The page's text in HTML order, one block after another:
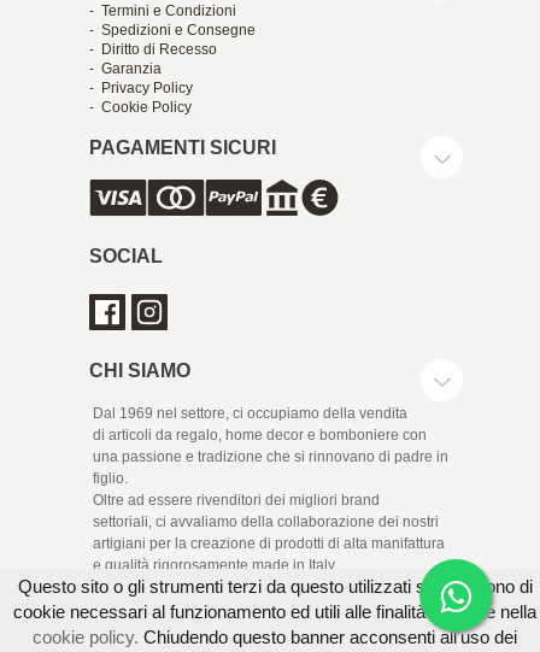
- Termini e Condizioni
- Spedizioni e Consegne
- Diritto di Recesso
- Garanzia
- Privacy Policy
- Cookie Policy
PAGAMENTI SICURI
SOCIAL
CHI SIAMO
Dal 1969 nel settore, ci occupiamo della vendita
di articoli da regalo, home decor e bomboniere con
una passione e tradizione che si rinnovano di padre in
figlio.
Oltre ad essere rivenditori dei migliori brand
settoriali, ci avvaliamo della collaborazione dei nostri
artigiani per la creazione di prodotti di alta manifattura
e qualità rigorosamente made in Italy.
Questo sito o gli strumenti terzi da questo utilizzati si avvalgono di
cookie necessari al funzionamento ed utili alle finalità illustrate nella
cookie policy. Chiudendo questo banner acconsenti all'uso dei